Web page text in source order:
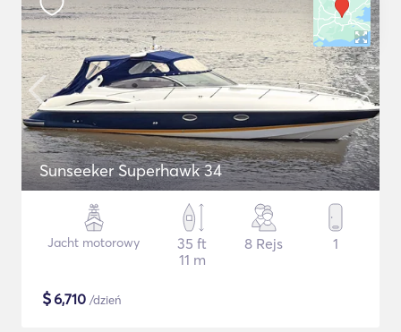
Sunseeker Superhawk 34
Jacht motorowy
35 ft
11 m
8 Rejs 1
$6,710 /dzień